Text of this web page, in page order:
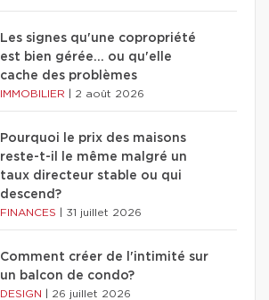
Les signes qu'une copropriété
est bien gérée… ou qu'elle
cache des problèmes
IMMOBILIER 2 août 2026
Pourquoi le prix des maisons
reste-t-il le même malgré un
taux directeur stable ou qui
descend?
FINANCES 31 juillet 2026
Comment créer de l'intimité sur
un balcon de condo?
DESIGN 26 juillet 2026